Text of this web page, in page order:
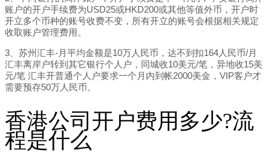
账户的开户手续费为USD25或HKD200或其他等值外币，开户时
开立多个币种的账号收费不变，所有开立的账号会根据相关规定
收取账户管理费用。
3、苏州汇丰-月平均金额是10万人民币，达不到扣164人民币/月
汇丰离岸户转到其它银行个人户，同城收10美元/笔，异地收15美
元/笔 汇丰开普通个人户要求一个月内到帐2000美金，VIP客户才
需要预存50万人民币。
香港公司开户费用多少?流
程是什么